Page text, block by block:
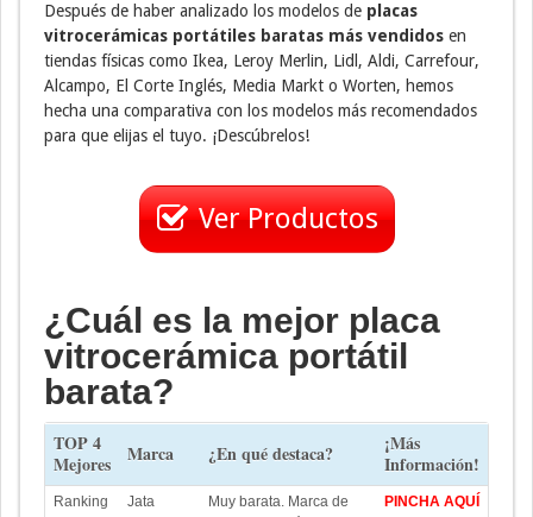
Después de haber analizado los modelos de placas
vitrocerámicas portátiles baratas más vendidos en
tiendas físicas como Ikea, Leroy Merlin, Lidl, Aldi, Carrefour,
Alcampo, El Corte Inglés, Media Markt o Worten, hemos
hecha una comparativa con los modelos más recomendados
para que elijas el tuyo. ¡Descúbrelos!
Ver Productos
¿Cuál es la mejor placa
vitrocerámica portátil
barata?
TOP 4
Mejores
Marca ¿En qué destaca?
¡Más
Información!
Ranking
Jata
Muy barata. Marca de
PINCHA AQUÍ